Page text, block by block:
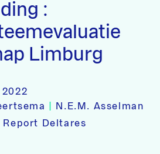
:
Limburg
2022
N.E.M. Asselman
Report Deltares